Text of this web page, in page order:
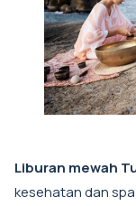
Liburan mewah
kesehatan dan